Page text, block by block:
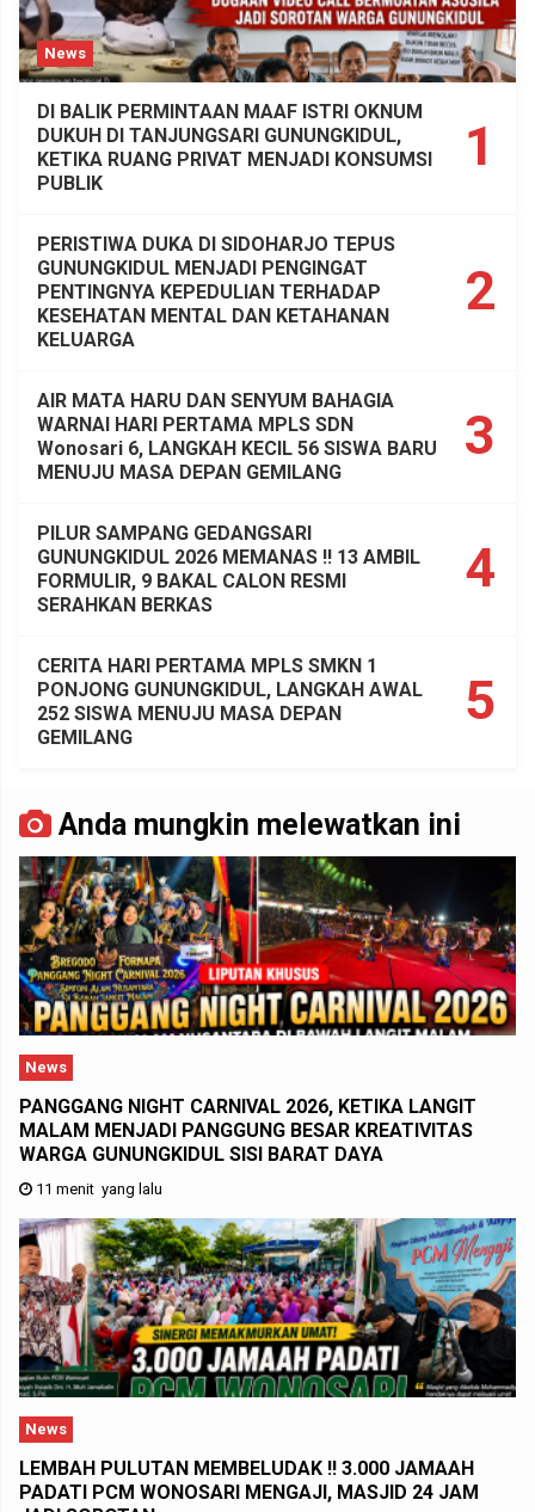
News
1
DI BALIK PERMINTAAN MAAF ISTRI OKNUM
DUKUH DI TANJUNGSARI GUNUNGKIDUL,
KETIKA RUANG PRIVAT MENJADI KONSUMSI
PUBLIK
2
PERISTIWA DUKA DI SIDOHARJO TEPUS
GUNUNGKIDUL MENJADI PENGINGAT
PENTINGNYA KEPEDULIAN TERHADAP
KESEHATAN MENTAL DAN KETAHANAN
KELUARGA
3
AIR MATA HARU DAN SENYUM BAHAGIA
WARNAI HARI PERTAMA MPLS SDN
Wonosari 6, LANGKAH KECIL 56 SISWA BARU
MENUJU MASA DEPAN GEMILANG
4
PILUR SAMPANG GEDANGSARI
GUNUNGKIDUL 2026 MEMANAS !! 13 AMBIL
FORMULIR, 9 BAKAL CALON RESMI
SERAHKAN BERKAS
5
CERITA HARI PERTAMA MPLS SMKN 1
PONJONG GUNUNGKIDUL, LANGKAH AWAL
252 SISWA MENUJU MASA DEPAN
GEMILANG
Anda mungkin melewatkan ini
News
PANGGANG NIGHT CARNIVAL 2026, KETIKA LANGIT
MALAM MENJADI PANGGUNG BESAR KREATIVITAS
WARGA GUNUNGKIDUL SISI BARAT DAYA
11 menit yang lalu
News
LEMBAH PULUTAN MEMBELUDAK !! 3.000 JAMAAH
PADATI PCM WONOSARI MENGAJI, MASJID 24 JAM